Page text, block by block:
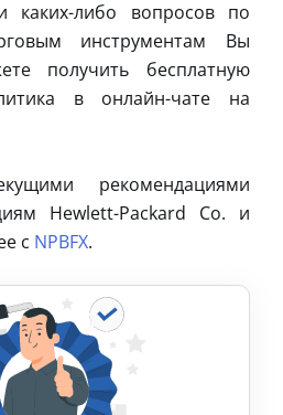
каких-либо вопросов по
инструментам Вы
получить бесплатную
в онлайн-чате на
рекомендациями
Hewlett-Packard Co. и
с NPBFX.